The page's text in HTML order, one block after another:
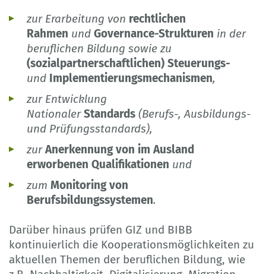
zur Erarbeitung von rechtlichen
Rahmen und Governance-Strukturen in der
beruflichen Bildung sowie zu
(sozialpartnerschaftlichen) Steuerungs-
und Implementierungsmechanismen,
zur Entwicklung
NationalerStandards (Berufs-, Ausbildungs-
und Prüfungsstandards),
zurAnerkennung von im Ausland
erworbenen Qualifikationen und
zum Monitoring von
Berufsbildungssystemen.
Darüber hinaus prüfen GIZ und BIBB
kontinuierlich die Kooperationsmöglichkeiten zu
aktuellen Themen der beruflichen Bildung, wie